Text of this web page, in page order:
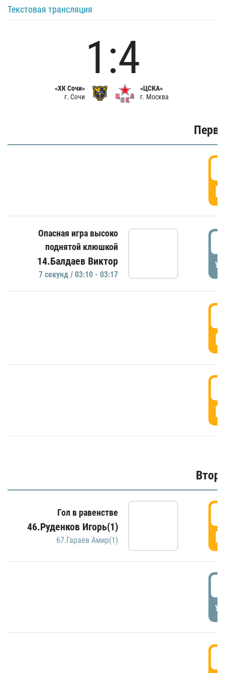
Текстовая трансляция
«ХК Сочи»
г. Сочи
1:4
«ЦСКА»
г. Москва
Опасная игра высоко
поднятой клюшкой
14.Балдаев Виктор
7 секунд / 03:10 - 03:17
Гол в равенстве
46.Руденков Игорь(1)
67.Гараев Амир(1)